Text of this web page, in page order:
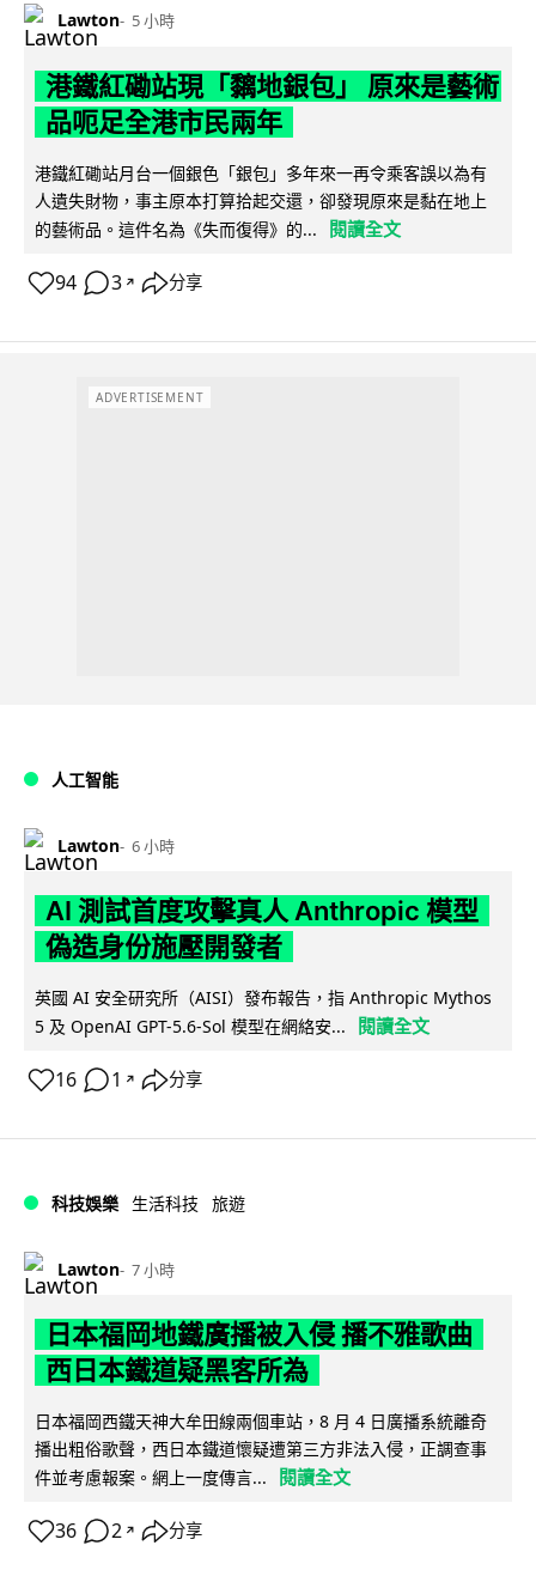
Lawton 5 小時
港鐵紅磡站現「黐地銀包」 原來是藝術
品呃足全港市民兩年
港鐵紅磡站月台一個銀色「銀包」多年來一再令乘客誤以為有
人遺失財物，事主原本打算拾起交還，卻發現原來是黏在地上
的藝術品。這件名為《失而復得》的...
閱讀全文
94 3 ↗ 分享
ADVERTISEMENT
人工智能
Lawton 6 小時
AI 測試首度攻擊真人 Anthropic 模型
偽造身份施壓開發者
英國 AI 安全研究所（AISI）發布報告，指 Anthropic Mythos
5 及 OpenAI GPT-5.6-Sol 模型在網絡安...
閱讀全文
16 1 ↗ 分享
科技娛樂 生活科技 旅遊
Lawton 7 小時
日本福岡地鐵廣播被入侵 播不雅歌曲
西日本鐵道疑黑客所為
日本福岡西鐵天神大牟田線兩個車站，8 月 4 日廣播系統離奇
播出粗俗歌聲，西日本鐵道懷疑遭第三方非法入侵，正調查事
件並考慮報案。網上一度傳言...
閱讀全文
36 2 ↗ 分享